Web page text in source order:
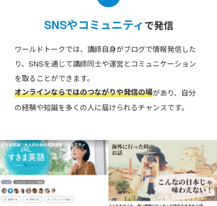
SNSやコミュニティで発信
ワールドトークでは、講師自身がブログで情報発信した
り、SNSを通じて講師同士や運営とコミュニケーション
を取ることができます。
オンラインならではのつながりや発信の場があり、自分
の経験や知識を多くの人に届けられるチャンスです。